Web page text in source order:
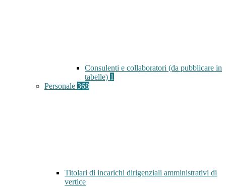
Consulenti e collaboratori (da pubblicare in
tabelle) 1
Personale 368
Titolari di incarichi dirigenziali amministrativi di
vertice